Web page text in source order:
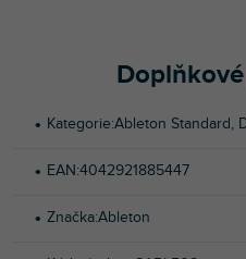
Kategorie:Ableton Standard,
EAN:4042921885447
Značka:Ableton